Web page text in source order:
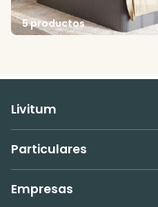
5 productos
Livitum
Particulares
Empresas